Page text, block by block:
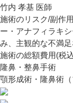
竹内 孝基 医師
施術のリスク/副作用
ー・アナフィラキ
み、主観的な不満足
施術の総額費用(税込
隆鼻・整鼻手術
顎形成術・隆鼻術（